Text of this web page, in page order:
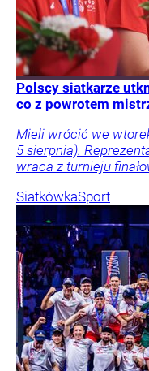
Polscy siatkarze
co z powrotem
Mieli wrócić we
5 sierpnia).
wraca z turnieju
SiatkówkaSport